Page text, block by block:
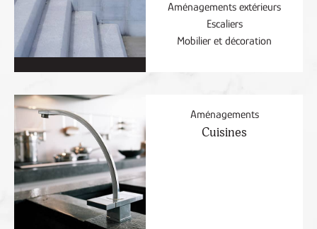
Aménagements extérieurs
Escaliers
Mobilier et décoration
Aménagements
Cuisines